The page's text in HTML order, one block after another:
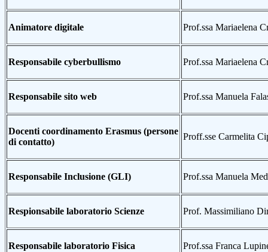
Animatore digitale Prof.ssa Mariaelena
Responsabile cyberbullismo Prof.ssa Mariaelena
Responsabile sito web Prof.ssa Manuela
Docenti coordinamento Erasmus (persone
di contatto)
Proff.sse Carmelita
Responsabile Inclusione (GLI) Prof.ssa Manuela
Respionsabile laboratorio Scienze Prof. Massimiliano
Responsabile laboratorio Fisica Prof.ssa Franca